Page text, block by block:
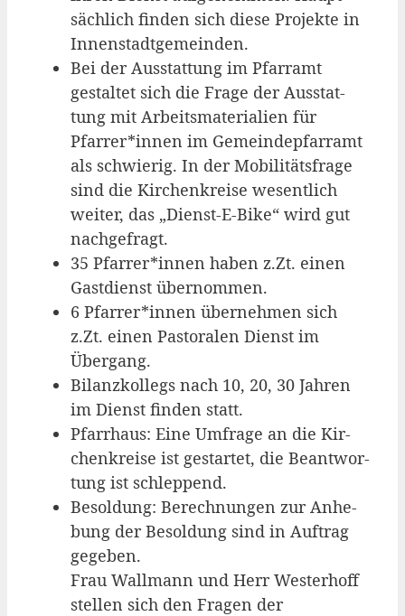
säch­lich fin­den sich die­se Pro­jek­te in
Innenstadtgemeinden.
Bei der Aus­stat­tung im Pfarr­amt
gestal­tet sich die Fra­ge der Aus­stat­
tung mit Arbeits­ma­te­ria­li­en für
Pfarrer*innen im Gemein­de­pfarr­amt
als schwie­rig. In der Mobi­li­täts­fra­ge
sind die Kir­chen­krei­se wesent­lich
wei­ter, das „Dienst-E-Bike“ wird gut
nachgefragt.
35 Pfarrer*innen haben z.Zt. einen
Gast­dienst übernommen.
6 Pfarrer*innen über­neh­men sich
z.Zt. einen Pas­to­ra­len Dienst im
Übergang.
Bilanz­kol­legs nach 10, 20, 30 Jah­ren
im Dienst fin­den statt.
Pfarr­haus: Eine Umfra­ge an die Kir­
chen­krei­se ist gestar­tet, die Beant­wor­
tung ist schleppend.
Besol­dung: Berech­nun­gen zur Anhe­
bung der Besol­dung sind in Auf­trag
gege­ben.
Frau Wall­mann und Herr Wes­ter­hoff
stel­len sich den Fra­gen der